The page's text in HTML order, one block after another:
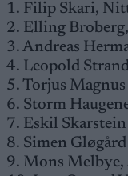
1. Filip Skari,
2. Elling
3. Andreas
4. Leopold
5. Torjus
6. Storm
7. Eskil
8. Simen
9. Mons